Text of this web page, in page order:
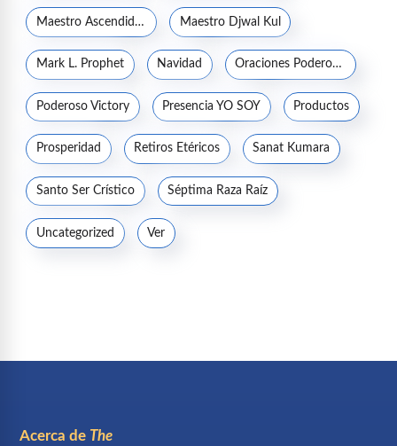
Maestro Ascendido Kuthumi Maestro Djwal Kul
Mark L. Prophet Navidad Oraciones Poderosas
Poderoso Victory Presencia YO SOY Productos
Prosperidad Retiros Etéricos Sanat Kumara
Santo Ser Crístico Séptima Raza Raíz
Uncategorized Ver
Acerca de The